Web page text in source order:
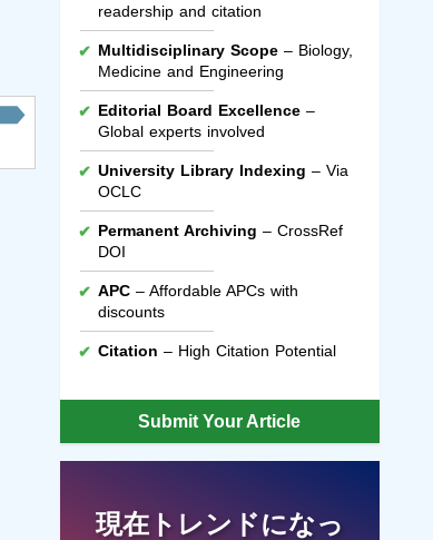
readership and citation
Multidisciplinary Scope– Biology,
Medicine and Engineering
Editorial Board Excellence–
Global experts involved
University Library Indexing – Via
OCLC
Permanent Archiving – CrossRef
DOI
APC– Affordable APCs with
discounts
Citation – High Citation Potential
Submit Your Article
現在トレンドになっ